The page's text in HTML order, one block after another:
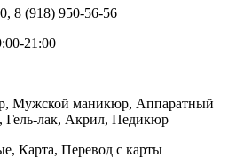
8 (918) 950-56-56
21:00
Мужской маникюр, Аппаратный
Гель-лак, Акрил, Педикюр
Карта, Перевод с карты